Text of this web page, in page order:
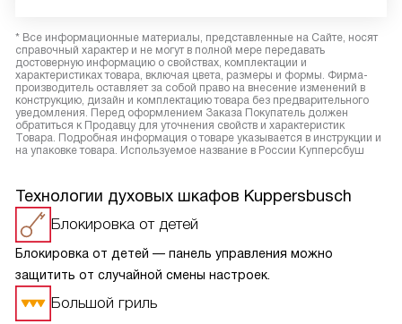
* Все информационные материалы, представленные на Сайте, носят
справочный характер и не могут в полной мере передавать
достоверную информацию о свойствах, комплектации и
характеристиках товара, включая цвета, размеры и формы. Фирма-
производитель оставляет за собой право на внесение изменений в
конструкцию, дизайн и комплектацию товара без предварительного
уведомления. Перед оформлением Заказа Покупатель должен
обратиться к Продавцу для уточнения свойств и характеристик
Товара. Подробная информация о товаре указывается в инструкции и
на упаковке товара. Используемое название в России Купперсбуш
Технологии духовых шкафов Kuppersbusch
Блокировка от детей
Блокировка от детей — панель управления можно
защитить от случайной смены настроек.
Большой гриль